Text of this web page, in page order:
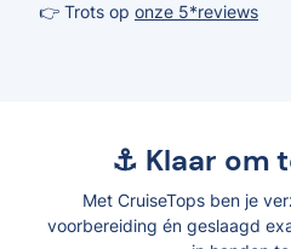
👉 Trots op onze 5*reviews
⚓ Klaar om
Met CruiseTops ben je
voorbereiding én geslaagd